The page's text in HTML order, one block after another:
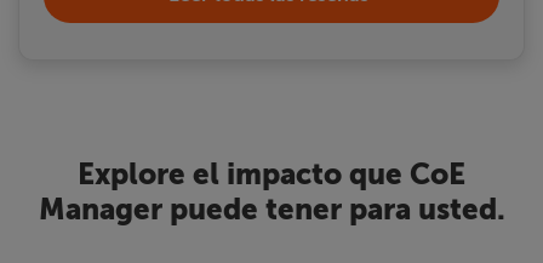
Explore el impacto que CoE
Manager puede tener para usted.